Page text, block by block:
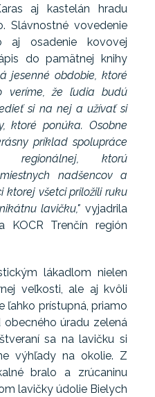
aj kastelán hradu
Slávnostné vovedenie
aj osadenie kovovej
do pamätnej knihy
jesenné obdobie, ktoré
veríme, že ľudia budú
si na nej a užívať si
ktoré ponúka. Osobne
príklad spolupráce
regionálnej, ktorú
nadšencov a
ktorej všetci priložili ruku
lavičku," vyjadrila
KOCR Trenčín región
lákadlom nielen
veľkosti, ale aj kvôli
ľahko prístupná, priamo
úradu zelená
sa na lavičku si
výhľady na okolie. Z
bralo a zrúcaninu
lavičky údolie Bielych